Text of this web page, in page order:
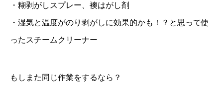
・糊剥がしスプレー、襖はがし剤
・湿気と温度がのり剥がしに効果的かも！？と思って使
ったスチームクリーナー
もしまた同じ作業をするなら？